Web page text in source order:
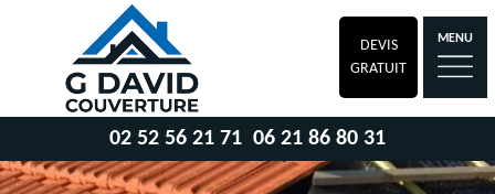
DEVIS
GRATUIT
MENU
02 52 56 21 71 06 21 86 80 31